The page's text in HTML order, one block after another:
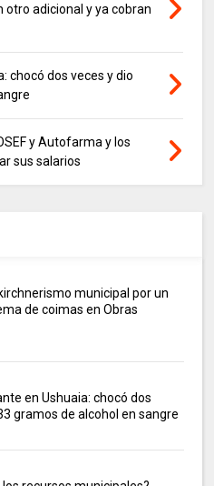
otro adicional y ya cobran
chocó dos veces y dio
y Autofarma y los
sus salarios
municipal por un
de coimas en Obras
en Ushuaia: chocó dos
gramos de alcohol en sangre